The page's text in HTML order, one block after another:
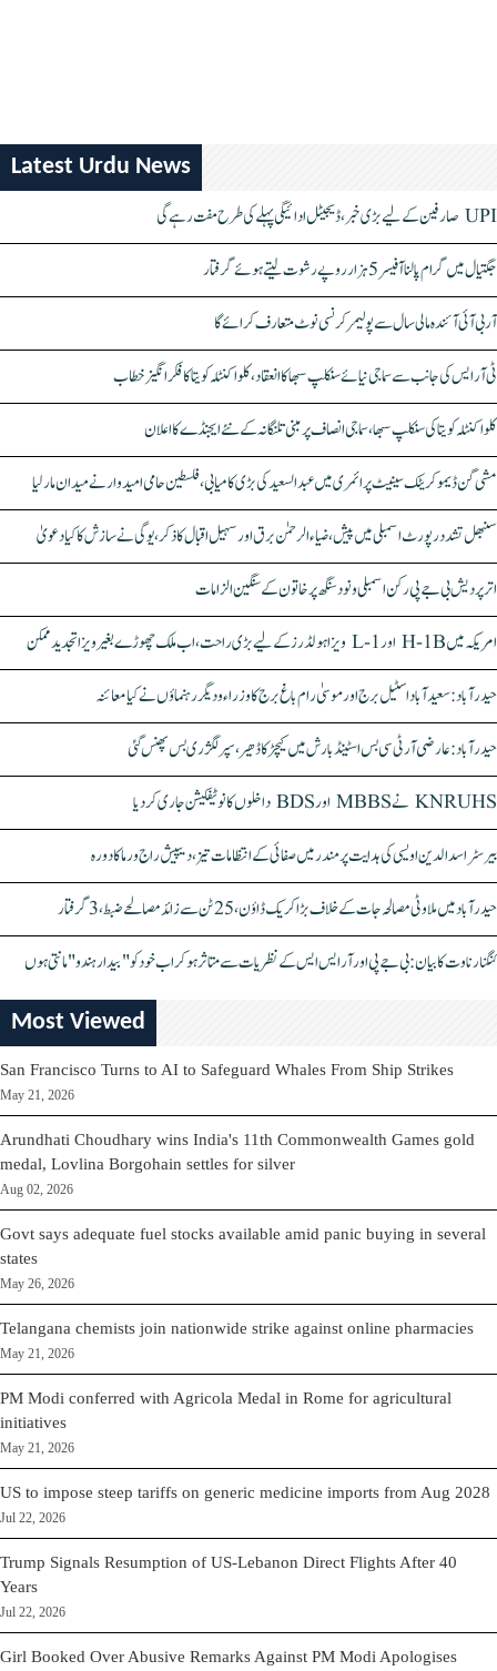
Latest Urdu News
UPI صارفین کے لیے بڑی خبر، ڈیجیٹل ادائیگی پہلے کی طرح مفت رہے گی
جگتیال میں گرام پالنا آفیسر 5 ہزار روپے رشوت لیتے ہوئے گرفتار
آر بی آئی آئندہ مالی سال سے پولیمر کرنسی نوٹ متعارف کرائے گا
ٹی آر ایس کی جانب سے سماجی نیائے سنکلپ سبھا کا انعقاد، کلواکنٹلہ کویتا کا فکر انگیز خطاب
کلواکنٹلہ کویتا کی سنکلپ سبھا، سماجی انصاف پر مبنی تلنگانہ کے نئے ایجنڈے کا اعلان
مشی گن ڈیموکریٹک سینیٹ پرائمری میں عبدالسعید کی بڑی کامیابی، فلسطین حامی امیدوار نے میدان مار لیا
سنبھل تشدد رپورٹ اسمبلی میں پیش، ضیاء الرحمٰن برق اور سہیل اقبال کا ذکر، یوگی نے سازش کا کیا دعویٰ
اتر پردیش بی جے پی رکن اسمبلی ونود سنگھ پر خاتون کے سنگین الزامات
امریکہ میں H-1B اور L-1 ویزا ہولڈرز کے لیے بڑی راحت، اب ملک چھوڑے بغیر ویزا تجدید ممکن
حیدرآباد: سعیدآباد اسٹیل برج اور موسیٰ رام باغ برج کا وزراء و دیگر رہنماؤں نے کیا معائنہ
حیدرآباد: عارضی آر ٹی سی بس اسٹینڈ بارش میں کیچڑ کا ڈھیر، سپر لگژری بس پھنس گئی
KNRUHS نے MBBS اور BDS داخلوں کا نوٹیفکیشن جاری کر دیا
بیرسٹر اسدالدین اویسی کی ہدایت پر مندر میں صفائی کے انتظامات تیز، دیپیش راج ورما کا دورہ
حیدرآباد میں ملاوٹی مصالحہ جات کے خلاف بڑا کریک ڈاؤن، 25 ٹن سے زائد مصالحے ضبط، 3 گرفتار
کنگنا رناوت کا بیان: بی جے پی اور آر ایس ایس کے نظریات سے متاثر ہو کر اب خود کو "بیدار ہندو" مانتی ہوں
Most Viewed
San Francisco Turns to AI to Safeguard Whales From Ship Strikes
May 21, 2026
Arundhati Choudhary wins India's 11th Commonwealth Games gold
medal, Lovlina Borgohain settles for silver
Aug 02, 2026
Govt says adequate fuel stocks available amid panic buying in several
states
May 26, 2026
Telangana chemists join nationwide strike against online pharmacies
May 21, 2026
PM Modi conferred with Agricola Medal in Rome for agricultural
initiatives
May 21, 2026
US to impose steep tariffs on generic medicine imports from Aug 2028
Jul 22, 2026
Trump Signals Resumption of US-Lebanon Direct Flights After 40
Years
Jul 22, 2026
Girl Booked Over Abusive Remarks Against PM Modi Apologises